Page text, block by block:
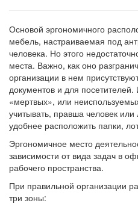
Основой эргономичного
мебель, настраиваемая под
человека. Но этого
места. Важно, как оно
организации в нем
документов и для
«мертвых», или
учитывать, правша человек
удобнее расположить папки,
Эргономичное место
зависимости от вида задач в
рабочего пространства.
При правильной организации
три зоны: